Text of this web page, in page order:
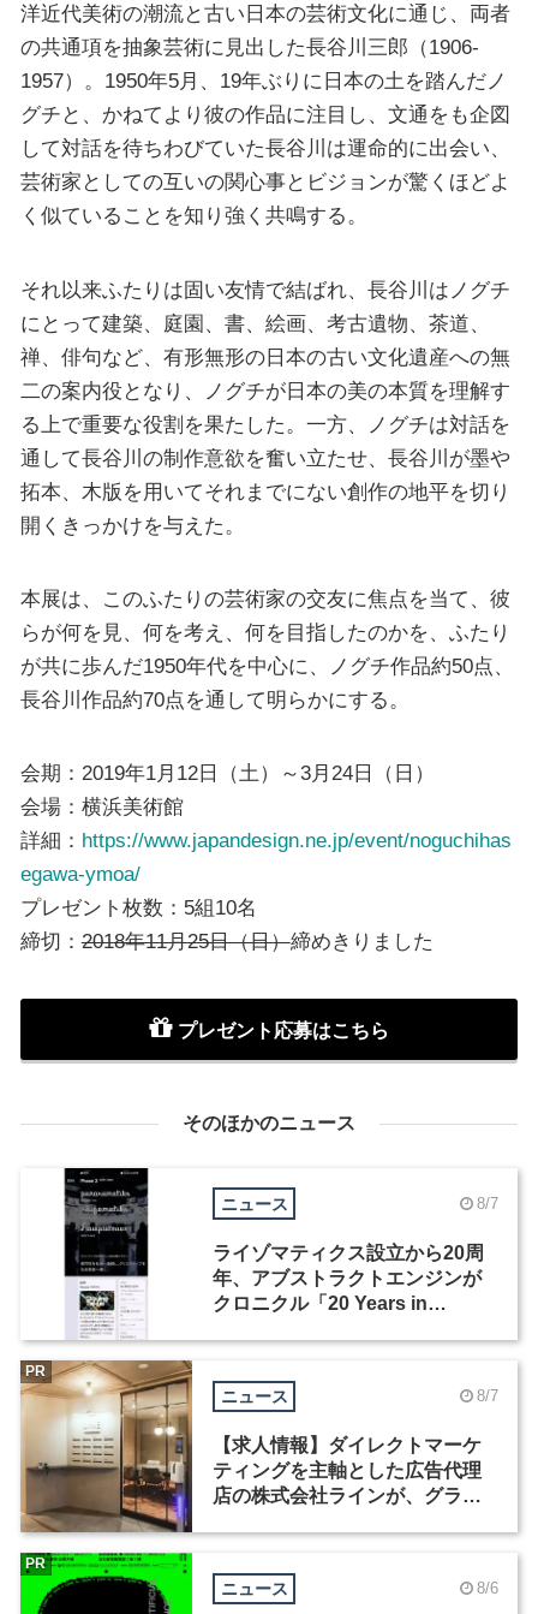
洋近代美術の潮流と古い日本の芸術文化に通じ、両者
の共通項を抽象芸術に見出した長谷川三郎（1906-
1957）。1950年5月、19年ぶりに日本の土を踏んだノ
グチと、かねてより彼の作品に注目し、文通をも企図
して対話を待ちわびていた長谷川は運命的に出会い、
芸術家としての互いの関心事とビジョンが驚くほどよ
く似ていることを知り強く共鳴する。
それ以来ふたりは固い友情で結ばれ、長谷川はノグチ
にとって建築、庭園、書、絵画、考古遺物、茶道、
禅、俳句など、有形無形の日本の古い文化遺産への無
二の案内役となり、ノグチが日本の美の本質を理解す
る上で重要な役割を果たした。一方、ノグチは対話を
通して長谷川の制作意欲を奮い立たせ、長谷川が墨や
拓本、木版を用いてそれまでにない創作の地平を切り
開くきっかけを与えた。
本展は、このふたりの芸術家の交友に焦点を当て、彼
らが何を見、何を考え、何を目指したのかを、ふたり
が共に歩んだ1950年代を中心に、ノグチ作品約50点、
長谷川作品約70点を通して明らかにする。
会期：2019年1月12日（土）～3月24日（日）
会場：横浜美術館
詳細： https://www.japandesign.ne.jp/event/noguchihas
egawa-ymoa/
プレゼント枚数：5組10名
締切：2018年11月25日（日）締めきりました
プレゼント応募はこちら
そのほかのニュース
ニュース 8/7
ライゾマティクス設立から20周
年、アブストラクトエンジンが
クロニクル「20 Years in
ニュース 8/7
【求人情報】ダイレクトマーケ
ティングを主軸とした広告代理
店の株式会社ラインが、グラフ
PR
ニュース 8/6
PR